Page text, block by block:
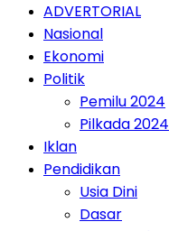
ADVERTORIAL
Nasional
Ekonomi
Politik
Pemilu 2024
Pilkada 2024
Iklan
Pendidikan
Usia Dini
Dasar